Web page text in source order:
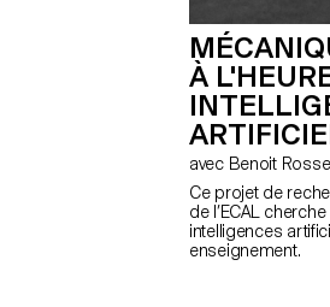
À
avec Benoit Rossel
Ce projet de
de l’ECAL
intelligences
enseignement.